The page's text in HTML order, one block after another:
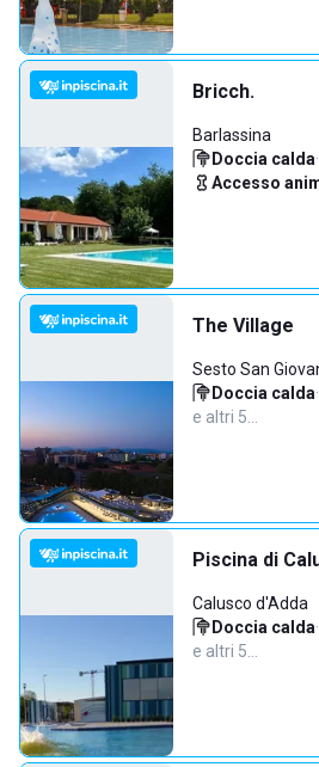
Bricch.
Barlassina
Doccia calda·
Accesso
The Village
Sesto San
Doccia calda·
e altri 5…
Piscina di
Calusco d'Adda
Doccia calda·
e altri 5…